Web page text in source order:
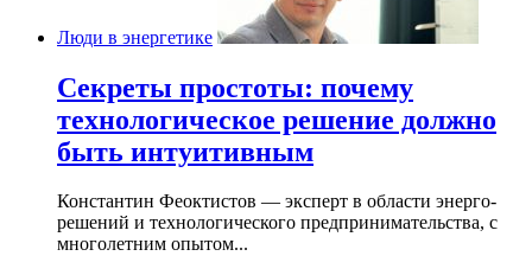
Люди в энергетике
Секреты простоты: почему
технологическое решение должно
быть интуитивным
Константин Феоктистов — эксперт в области энерго-
решений и технологического предпринимательства, с
многолетним опытом...